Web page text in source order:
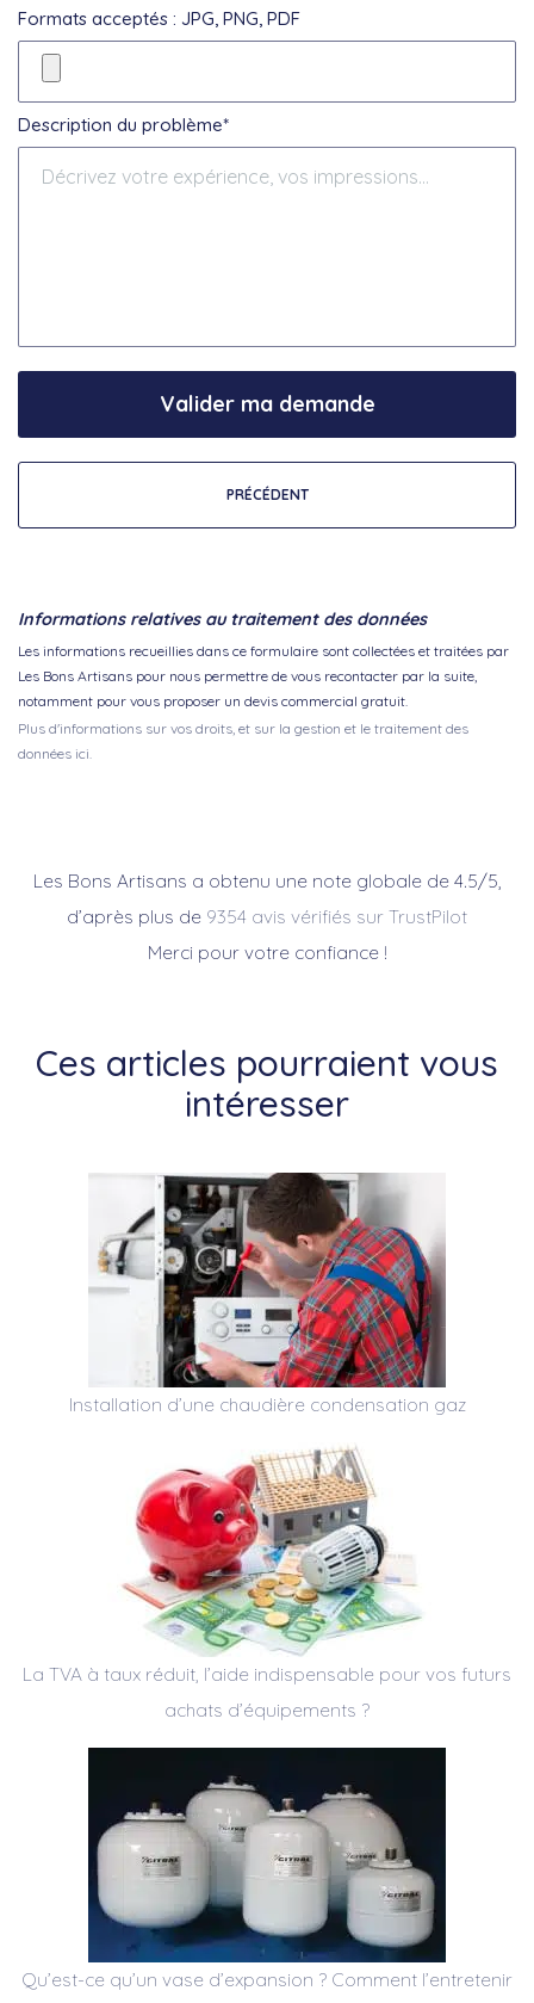
Formats acceptés : JPG, PNG, PDF
Description du problème*
PRÉCÉDENT
Valider ma demande
Informations relatives au traitement des données
Les informations recueillies dans ce formulaire sont collectées et traitées par
Les Bons Artisans pour nous permettre de vous recontacter par la suite,
notamment pour vous proposer un devis commercial gratuit.
Plus d'informations sur vos droits, et sur la gestion et le traitement des
données ici.
Les Bons Artisans a obtenu une note globale de 4.5/5,
d’après plus de 9354 avis vérifiés sur TrustPilot
Merci pour votre confiance !
Ces articles pourraient vous
intéresser
Installation d’une chaudière condensation gaz
La TVA à taux réduit, l’aide indispensable pour vos futurs
achats d’équipements ?
Qu’est-ce qu’un vase d’expansion ? Comment l’entretenir